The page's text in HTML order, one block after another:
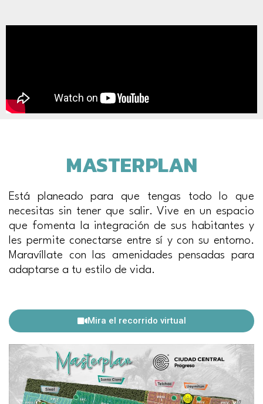
MASTERPLAN
Está planeado para que tengas todo lo que
necesitas sin tener que salir. Vive en un espacio
que fomenta la integración de sus habitantes y
les permite conectarse entre sí y con su entorno.
Maravíllate con las amenidades pensadas para
adaptarse a tu estilo de vida.
Mira el recorrido virtual